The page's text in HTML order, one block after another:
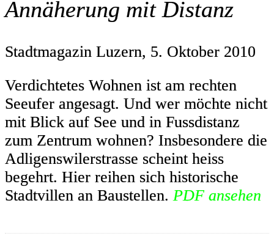
Annäherung mit Distanz
Stadtmagazin Luzern, 5. Oktober 2010
Verdichtetes Wohnen ist am rechten
Seeufer angesagt. Und wer möchte nicht
mit Blick auf See und in Fussdistanz
zum Zentrum wohnen? Insbesondere die
Adligenswilerstrasse scheint heiss
begehrt. Hier reihen sich historische
Stadtvillen an Baustellen.PDF ansehen